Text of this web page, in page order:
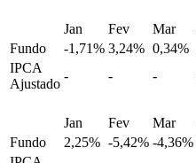
Jan
Fev Mar
Fundo
-1,71% 3,24% 0,34%
IPCA
Ajustado
- - -
Jan
Fev Mar
Fundo
2,25% -5,42% -4,36%